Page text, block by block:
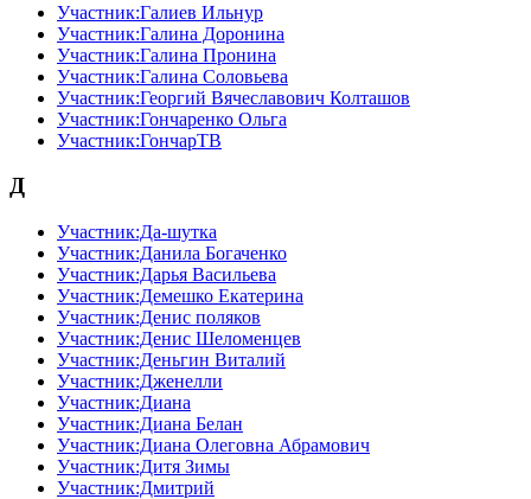
Участник:Галиев Ильнур
Участник:Галина Доронина
Участник:Галина Пронина
Участник:Галина Соловьева
Участник:Георгий Вячеславович Колташов
Участник:Гончаренко Ольга
Участник:ГончарТВ
Д
Участник:Да-шутка
Участник:Данила Богаченко
Участник:Дарья Васильева
Участник:Демешко Екатерина
Участник:Денис поляков
Участник:Денис Шеломенцев
Участник:Деньгин Виталий
Участник:Дженелли
Участник:Диана
Участник:Диана Белан
Участник:Диана Олеговна Абрамович
Участник:Дитя Зимы
Участник:Дмитрий